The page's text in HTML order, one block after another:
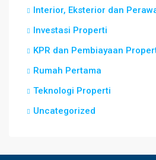
Interior, Eksterior dan
Investasi Properti
KPR dan Pembiayaan
Rumah Pertama
Teknologi Properti
Uncategorized